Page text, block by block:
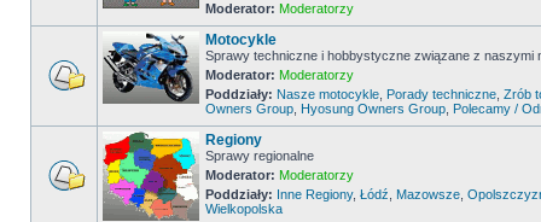
Moderator: Moderatorzy
Motocykle
Sprawy techniczne i hobbystyczne związane z naszymi
Moderator: Moderatorzy
Poddziały: Nasze motocykle Porady techniczne Zrób
Owners Group Hyosung Owners Group Polecamy /
Regiony
Sprawy regionalne
Moderator: Moderatorzy
Poddziały: Inne Regiony, Łódź Mazowsze
Wielkopolska